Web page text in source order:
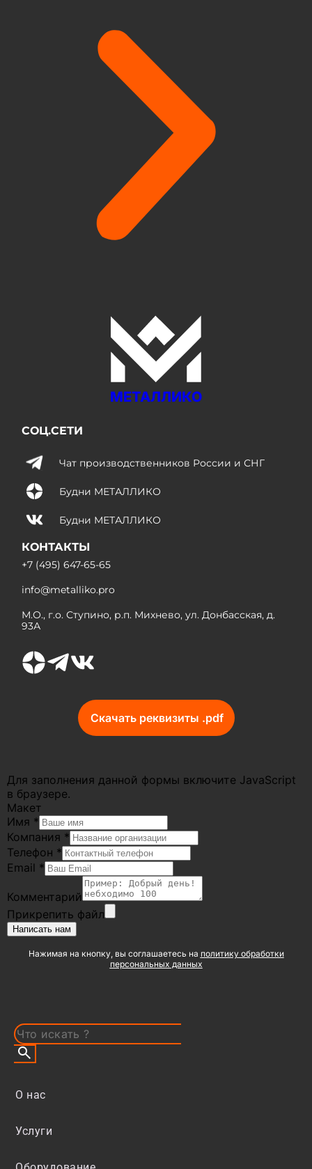
МЕТАЛЛИКО
СОЦ.СЕТИ
Чат производственников России и СНГ
Будни МЕТАЛЛИКО
Будни МЕТАЛЛИКО
КОНТАКТЫ
+7 (495) 647-65-65
info@metalliko.pro
М.О., г.о. Ступино, р.п. Михнево, ул. Донбасская, д.
93А
Скачать реквизиты .pdf
Для заполнения данной формы включите JavaScript
в браузере.
Макет
Имя *
Компания *
Телефон *
Email *
Комментарий
Прикрепить файл
Написать нам
Нажимая на кнопку, вы соглашаетесь на политику обработки
персональных данных
О нас
Услуги